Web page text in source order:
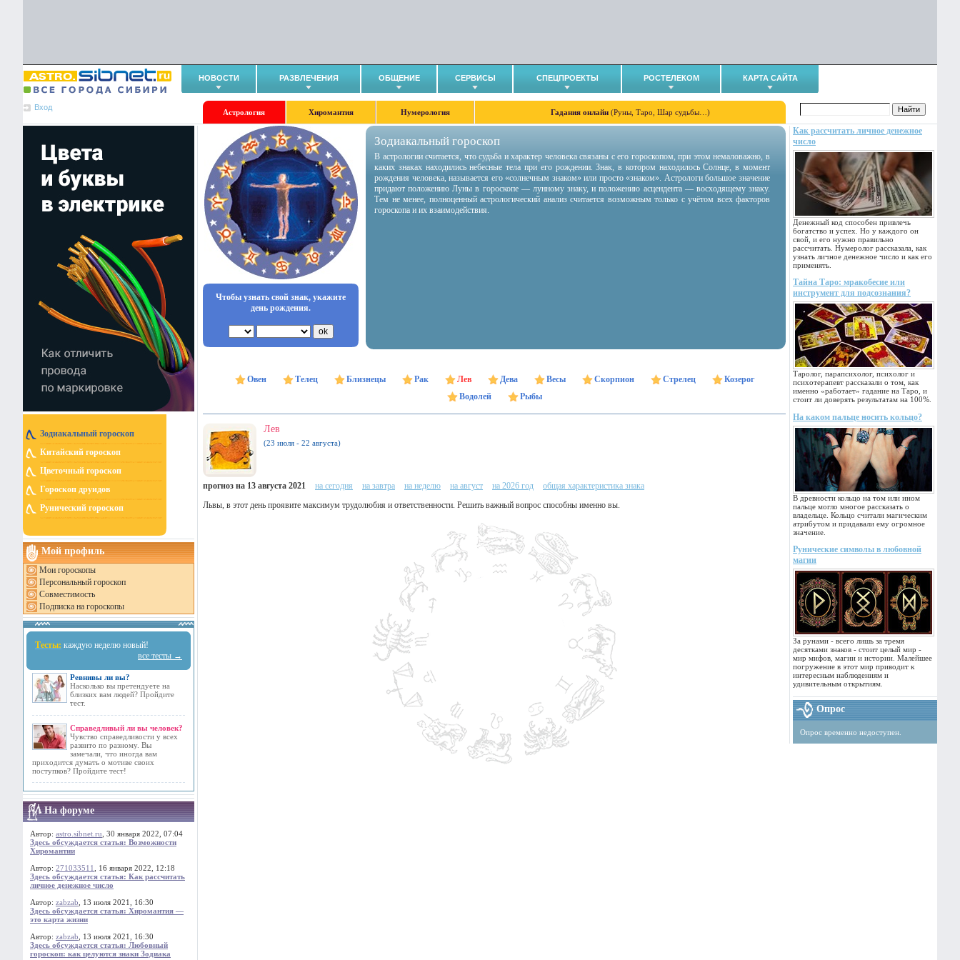
НОВОСТИ РАЗВЛЕЧЕНИЯ ОБЩЕНИЕ СЕРВИСЫ СПЕЦПРОЕКТЫ РОСТЕЛЕКОМ КАРТА САЙТА
Вход
Астрология Хиромантия Нумерология Гадания онлайн (Руны, Таро, Шар судьбы…)
Зодиакальный гороскоп
Китайский гороскоп
Цветочный гороскоп
Гороскоп друидов
Рунический гороскоп
Мой профиль
Мои гороскопы
Персональный гороскоп
Совместимость
Подписка на гороскопы
Тесты: каждую неделю новый!
все тесты →
Ревнивы ли вы?
Насколько вы претендуете на
близких вам людей? Пройдите
тест.
Справедливый ли вы человек?
Чувство справедливости у всех
развито по разному. Вы
замечали, что иногда вам
приходится думать о мотиве своих
поступков? Пройдите тест!
На форуме
Автор: astro.sibnet.ru , 30 января 2022, 07:04
Здесь обсуждается статья: Возможности
Хиромантии
Автор: 271033511
, 16 января 2022, 12:18
Здесь обсуждается статья: Как рассчитать
личное денежное число
Автор: zabzab , 13 июля 2021, 16:30
Здесь обсуждается статья: Хиромантия —
это карта жизни
Автор: zabzab , 13 июля 2021, 16:30
Здесь обсуждается статья: Любовный
гороскоп: как целуются знаки Зодиака
Как рассчитать личное денежное
число
Денежный код способен привлечь
богатство и успех. Но у каждого он
свой, и его нужно правильно
рассчитать. Нумеролог рассказала, как
узнать личное денежное число и как его
применять.
Тайна Таро: мракобесие или
инструмент для подсознания?
Таролог, парапсихолог, психолог и
психотерапевт рассказали о том, как
именно «работает» гадание на Таро, и
стоит ли доверять результатам на 100%.
На каком пальце носить кольцо?
В древности кольцо на том или ином
пальце могло многое рассказать о
владельце. Кольцо считали магическим
атрибутом и придавали ему огромное
значение.
Рунические символы в любовной
магии
За рунами - всего лишь за тремя
десятками знаков - стоит целый мир -
мир мифов, магии и истории. Малейшее
погружение в этот мир приводит к
интересным наблюдениям и
удивительным открытиям.
Опрос
Опрос временно недоступен.
Чтобы узнать свой знак, укажите
день рождения.
Зодиакальный гороскоп
В астрологии считается, что судьба и характер человека связаны с его гороскопом, при этом немаловажно, в
каких знаках находились небесные тела при его рождении. Знак, в котором находилось Солнце, в момент
рождения человека, называется его «солнечным знаком» или просто «знаком». Астрологи большое значение
придают положению Луны в гороскопе — лунному знаку, и положению асцендента — восходящему знаку.
Тем не менее, полноценный астрологический анализ считается возможным только с учётом всех факторов
гороскопа и их взаимодействия.
Овен Телец Близнецы Рак Лев Дева Весы Скорпион Стрелец
Козерог
Водолей
Рыбы
Лев
(23 июля - 22 августа)
прогноз на 13 августа 2021 на сегодня на завтра на неделю на август на 2026 год
общая характеристика знака
Львы, в этот день проявите максимум трудолюбия и ответственности. Решить важный вопрос способны именно вы.